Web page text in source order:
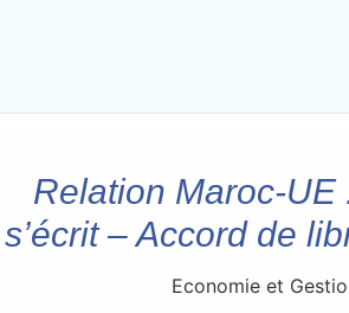
Relation Maroc-UE
s’écrit – Accord de
Economie et